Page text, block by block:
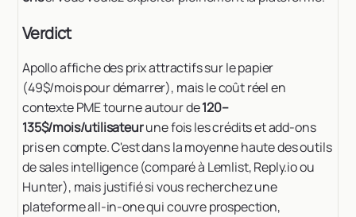
Verdict
Apollo affiche des prix attractifs sur le papier
(49$/mois pour démarrer), mais le coût réel en
contexte PME tourne autour de120–
135$/mois/utilisateurune fois les crédits et add-ons
pris en compte. C'est dans la moyenne haute des outils
de sales intelligence (comparé à Lemlist, Reply.io ou
Hunter), mais justifié si vous recherchez une
plateforme all-in-one qui couvre prospection,